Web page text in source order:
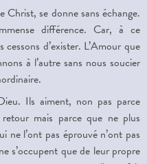
Christ, se donne sans échange.
différence. Car, à ce
cessons d’exister. L’Amour que
à l’autre sans nous soucier
Ils aiment, non pas parce
mais parce que ne plus
ne l’ont pas éprouvé n’ont pas
s’occupent que de leur propre